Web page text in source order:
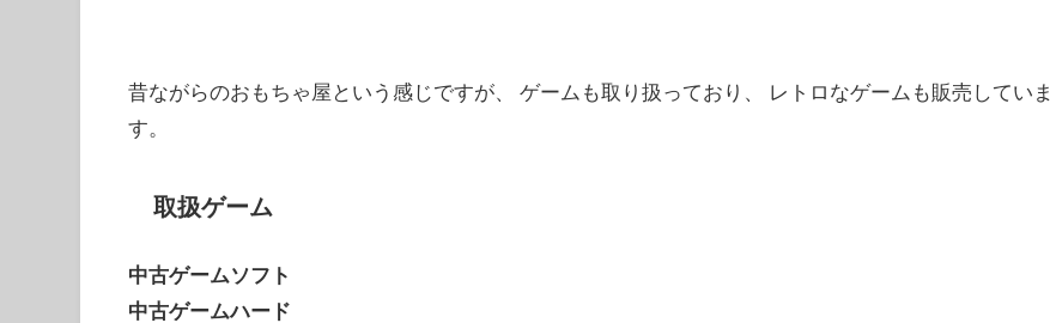
昔ながらのおもちゃ屋という感じですが、 ゲームも取り扱っており、 レトロなゲームも販売していま
す。
取扱ゲーム
中古ゲームソフト
中古ゲームハード